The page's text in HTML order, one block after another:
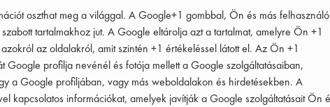
oszthat meg a világgal. A Google+1 gombbal, Ön és más
tartalmakhoz jut. A Google eltárolja azt a tartalmat, amelyre Ön +1
az oldalakról, amit szintén +1 értékeléssel látott el. Az Ön +1
Google profilja nevénél és fotója mellett a Google szolgáltatásaiban,
a Google profiljában, vagy más weboldalakon és hirdetésekben. A
kapcsolatos információkat, amelyek javítják a Google szolgáltatásait Ön